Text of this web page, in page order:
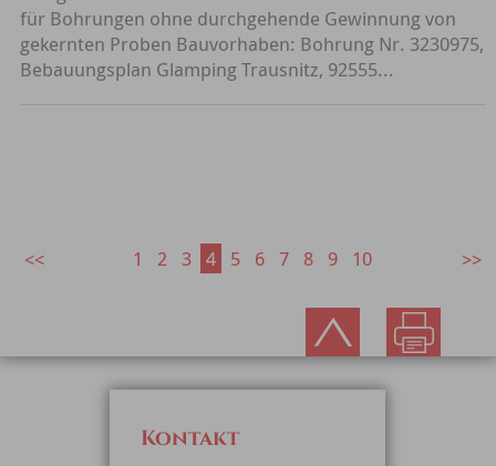
für Bohrungen ohne durchgehende Gewinnung von
gekernten Proben Bauvorhaben: Bohrung Nr. 3230975,
Bebauungsplan Glamping Trausnitz, 92555...
1 2 3 4 5 6 7 8 9 10
Kontakt